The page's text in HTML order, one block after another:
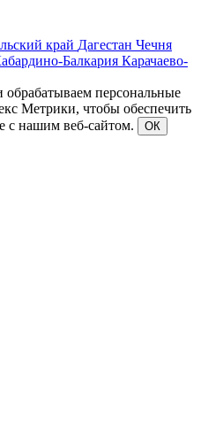
край Дагестан Чечня
Балкария Карачаево-
персональные
Метрики, чтобы обеспечить
с нашим веб-сайтом.
ОК